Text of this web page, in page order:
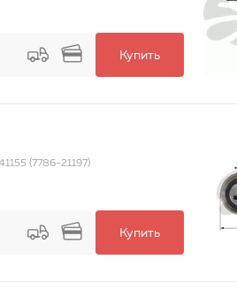
Купить
(7786-21197)
Купить